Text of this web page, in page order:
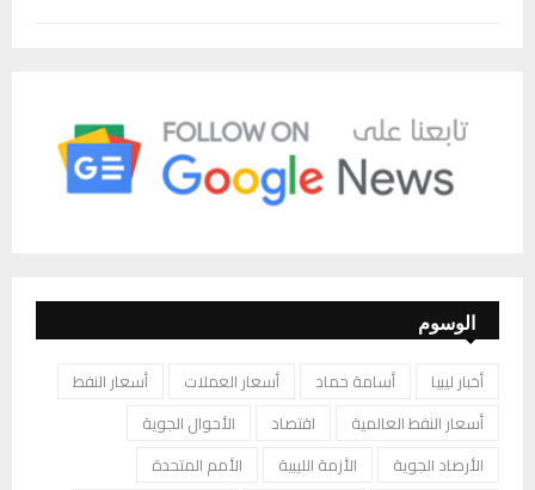
الوسوم
أخبار ليبيا أسامة حماد أسعار العملات
أسعار النفط
أسعار النفط العالمية
اقتصاد
الأحوال الجوية
الأرصاد الجوية
الأزمة الليبية
الأمم المتحدة